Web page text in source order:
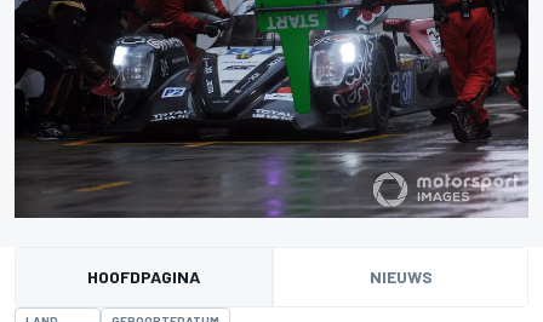
HOOFDPAGINA NIEUWS